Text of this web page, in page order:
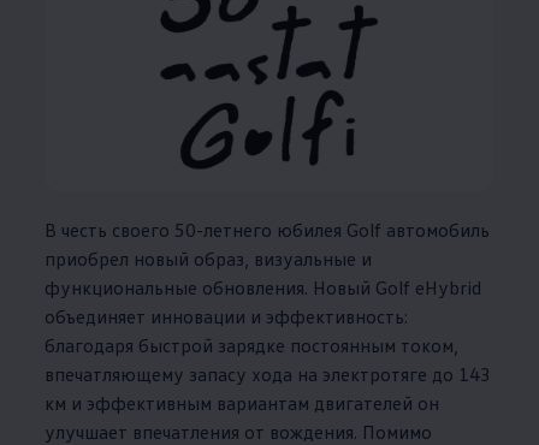
В честь своего 50-летнего юбилея Golf автомобиль
приобрел новый образ, визуальные и
функциональные обновления. Новый Golf eHybrid
объединяет инновации и эффективность:
благодаря быстрой зарядке постоянным током,
впечатляющему запасу хода на электротяге до 143
км и эффективным вариантам двигателей он
улучшает впечатления от вождения. Помимо